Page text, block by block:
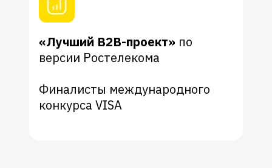
«Лучший B2B-проект» по
версии Ростелекома
Финалисты международного
конкурса VISA